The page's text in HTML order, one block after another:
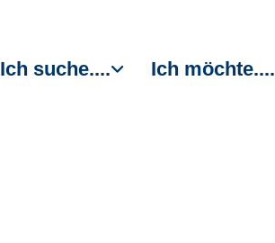
Ich suche.... Ich möchte....